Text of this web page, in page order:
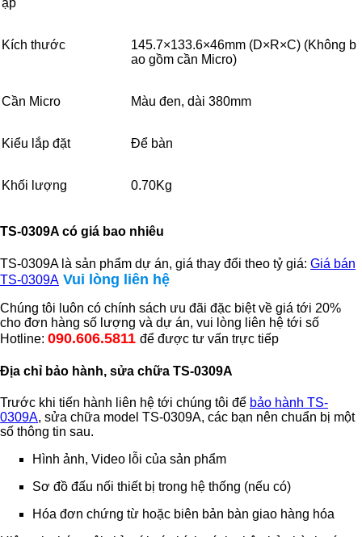
ập
Kích thước
145.7×133.6×46mm (D×R×C) (Không b
ao gồm cần Micro)
Cần Micro Màu đen, dài 380mm
Kiểu lắp đặt Để bàn
Khối lượng 0.70Kg
TS-0309A có giá bao nhiêu
TS-0309A là sản phẩm dự án, giá thay đổi theo tỷ giá: Giá bán
TS-0309A Vui lòng liên hệ
Chúng tôi luôn có chính sách ưu đãi đặc biệt về giá tới 20%
cho đơn hàng số lượng và dự án, vui lòng liên hệ tới số
Hotline: 090.606.5811 để được tư vấn trực tiếp
Địa chỉ bảo hành, sửa chữa TS-0309A
Trước khi tiến hành liên hệ tới chúng tôi để bảo hành TS-
0309A, sửa chữa model TS-0309A, các bạn nên chuẩn bị một
số thông tin sau.
Hình ảnh, Video lỗi của sản phẩm
Sơ đồ đấu nối thiết bị trong hệ thống (nếu có)
Hóa đơn chứng từ hoặc biên bản bàn giao hàng hóa